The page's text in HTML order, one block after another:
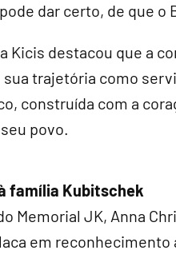
dar certo, de que
Kicis destacou que a
trajetória como
construída com a
povo.
família Kubitschek
Memorial JK, Anna
em reconhecimento